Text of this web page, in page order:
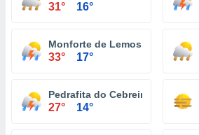
31° 16°
Monforte de Lemos
33° 17°
Pedrafita do Cebreiro
27° 14°